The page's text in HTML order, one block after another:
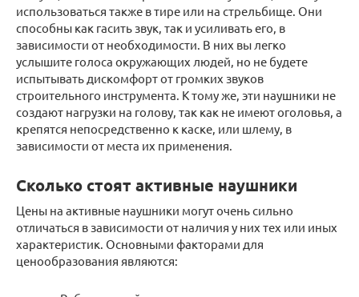
использоваться также в тире или на стрельбище. Они
способны как гасить звук, так и усиливать его, в
зависимости от необходимости. В них вы легко
услышите голоса окружающих людей, но не будете
испытывать дискомфорт от громких звуков
строительного инструмента. К тому же, эти наушники не
создают нагрузки на голову, так как не имеют оголовья, а
крепятся непосредственно к каске, или шлему, в
зависимости от места их применения.
Сколько стоят активные наушники
Цены на активные наушники могут очень сильно
отличаться в зависимости от наличия у них тех или иных
характеристик. Основными факторами для
ценообразования являются: